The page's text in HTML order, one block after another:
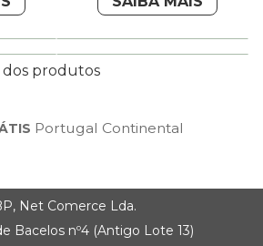
dos produtos
Portugal Continental
Net Comerce Lda.
Bacelos nº4 (Antigo Lote 13)